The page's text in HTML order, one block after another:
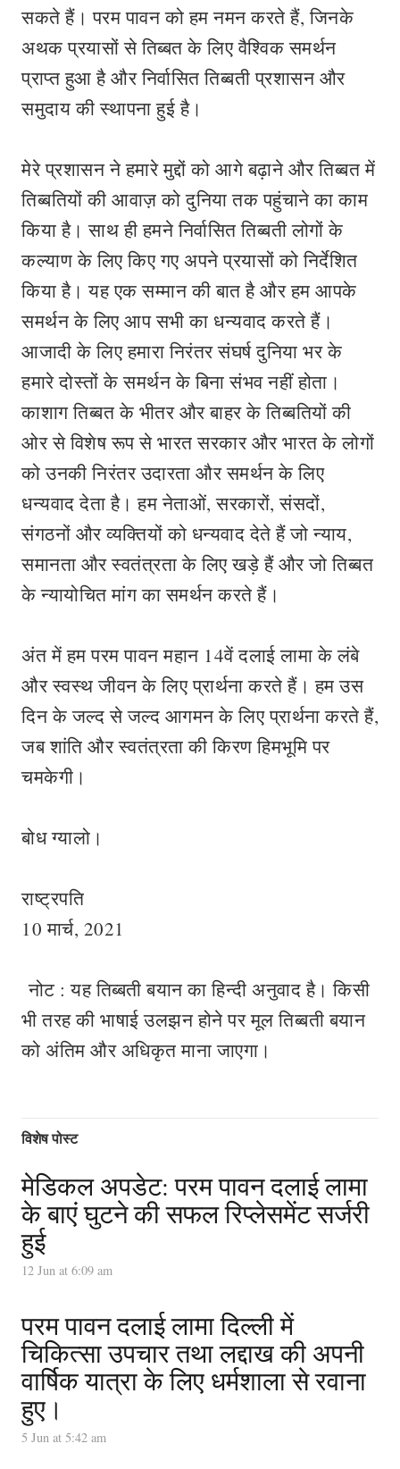
सकते हैं। परम पावन को हम नमन करते हैं, जिनके
अथक प्रयासों से तिब्बत के लिए वैश्विक समर्थन
प्राप्त हुआ है और निर्वासित तिब्बती प्रशासन और
समुदाय की स्थापना हुई है।
मेरे प्रशासन ने हमारे मुद्दों को आगे बढ़ाने और तिब्बत में
तिब्बतियों की आवाज़ को दुनिया तक पहुंचाने का काम
किया है। साथ ही हमने निर्वासित तिब्बती लोगों के
कल्याण के लिए किए गए अपने प्रयासों को निर्देशित
किया है। यह एक सम्मान की बात है और हम आपके
समर्थन के लिए आप सभी का धन्यवाद करते हैं।
आजादी के लिए हमारा निरंतर संघर्ष दुनिया भर के
हमारे दोस्तों के समर्थन के बिना संभव नहीं होता।
काशाग तिब्बत के भीतर और बाहर के तिब्बतियों की
ओर से विशेष रूप से भारत सरकार और भारत के लोगों
को उनकी निरंतर उदारता और समर्थन के लिए
धन्यवाद देता है। हम नेताओं, सरकारों, संसदों,
संगठनों और व्यक्तियों को धन्यवाद देते हैं जो न्याय,
समानता और स्वतंत्रता के लिए खड़े हैं और जो तिब्बत
के न्यायोचित मांग का समर्थन करते हैं।
अंत में हम परम पावन महान 14वें दलाई लामा के लंबे
और स्वस्थ जीवन के लिए प्रार्थना करते हैं। हम उस
दिन के जल्द से जल्द आगमन के लिए प्रार्थना करते हैं,
जब शांति और स्वतंत्रता की किरण हिमभूमि पर
चमकेगी।
बोध ग्यालो।
राष्ट्रपति
10 मार्च, 2021
नोट : यह तिब्बती बयान का हिन्दी अनुवाद है। किसी
भी तरह की भाषाई उलझन होने पर मूल तिब्बती बयान
को अंतिम और अधिकृत माना जाएगा।
विशेष पोस्ट
मेडिकल अपडेट: परम पावन दलाई लामा
के बाएं घुटने की सफल रिप्लेसमेंट सर्जरी
हुई
12 Jun at 6:09 am
परम पावन दलाई लामा दिल्ली में
चिकित्सा उपचार तथा लद्दाख की अपनी
वार्षिक यात्रा के लिए धर्मशाला से रवाना
हुए।
5 Jun at 5:42 am